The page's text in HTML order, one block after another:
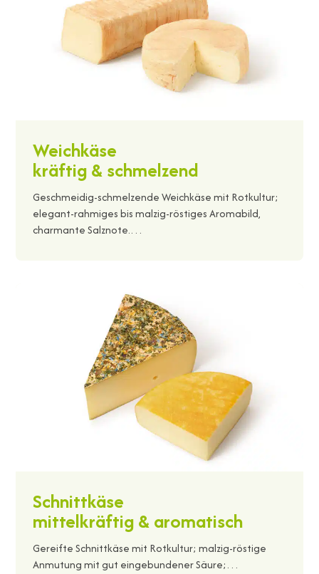
Weichkäse
kräftig & schmelzend
Geschmeidig-schmelzende Weichkäse mit Rotkultur;
elegant-rahmiges bis malzig-röstiges Aromabild,
charmante Salznote.…
Schnittkäse
mittelkräftig & aromatisch
Gereifte Schnittkäse mit Rotkultur; malzig-röstige
Anmutung mit gut eingebundener Säure;…